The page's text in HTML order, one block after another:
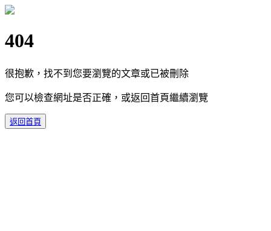
404
很抱歉，找不到您要瀏覽的文章或已被刪除
您可以檢查網址是否正確，或返回首頁繼續瀏覽
返回首頁